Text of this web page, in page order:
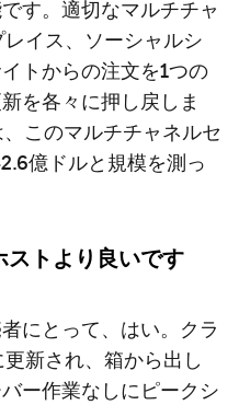
す。適切なマルチチャ
イス、ソーシャルシ
トからの注文を1つの
を各々に押し戻しま
このマルチチャネルセ
億ドルと規模を測っ
ストより良いです
にとって、はい。クラ
新され、箱から出し
ー作業なしにピークシ